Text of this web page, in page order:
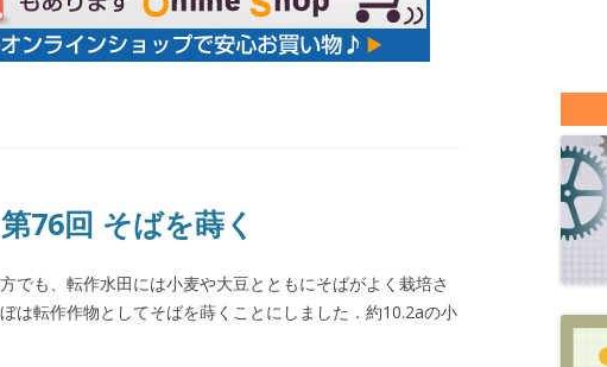
76回 そばを蒔く
でも、転作水田には小麦や大豆とともにそばがよく栽培さ
は転作作物としてそばを蒔くことにしました．約10.2aの小